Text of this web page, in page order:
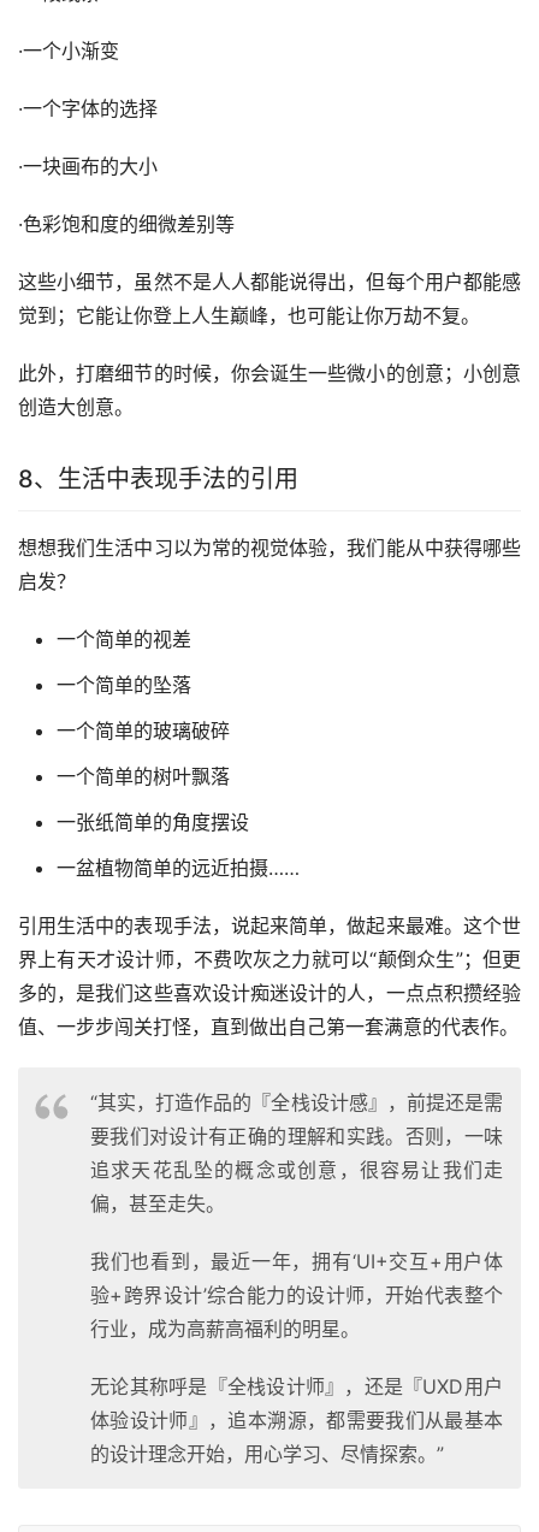
·一个小渐变
·一个字体的选择
·一块画布的大小
·色彩饱和度的细微差别等
这些小细节，虽然不是人人都能说得出，但每个用户都能感
觉到；它能让你登上人生巅峰，也可能让你万劫不复。
此外，打磨细节的时候，你会诞生一些微小的创意；小创意
创造大创意。
8、生活中表现手法的引用
想想我们生活中习以为常的视觉体验，我们能从中获得哪些
启发？
一个简单的视差
一个简单的坠落
一个简单的玻璃破碎
一个简单的树叶飘落
一张纸简单的角度摆设
一盆植物简单的远近拍摄……
引用生活中的表现手法，说起来简单，做起来最难。这个世
界上有天才设计师，不费吹灰之力就可以“颠倒众生”；但更
多的，是我们这些喜欢设计痴迷设计的人，一点点积攒经验
值、一步步闯关打怪，直到做出自己第一套满意的代表作。
“其实，打造作品的『全栈设计感』，前提还是需
要我们对设计有正确的理解和实践。否则，一味
追求天花乱坠的概念或创意，很容易让我们走
偏，甚至走失。
我们也看到，最近一年，拥有‘UI+交互+用户体
验+跨界设计’综合能力的设计师，开始代表整个
行业，成为高薪高福利的明星。
无论其称呼是『全栈设计师』，还是『UXD用户
体验设计师』，追本溯源，都需要我们从最基本
的设计理念开始，用心学习、尽情探索。”